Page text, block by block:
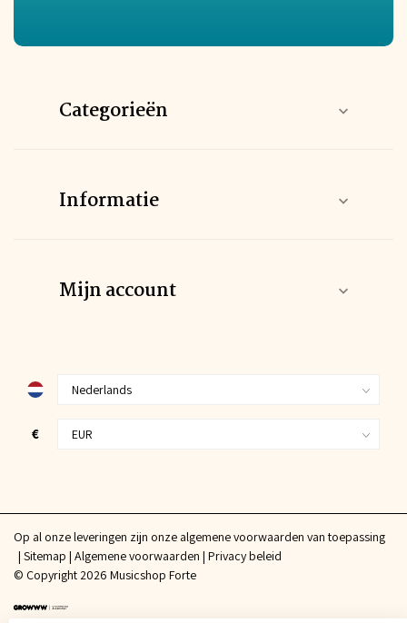
Categorieën
Informatie
Mijn account
€
Op al onze leveringen zijn onze algemene voorwaarden van toepassing
Sitemap Algemene voorwaarden Privacy beleid
© Copyright 2026 Musicshop Forte